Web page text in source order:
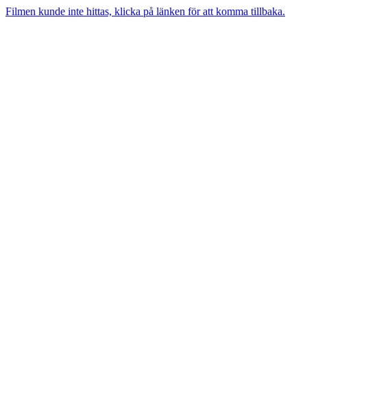
Filmen kunde inte hittas, klicka på länken för att komma tillbaka.